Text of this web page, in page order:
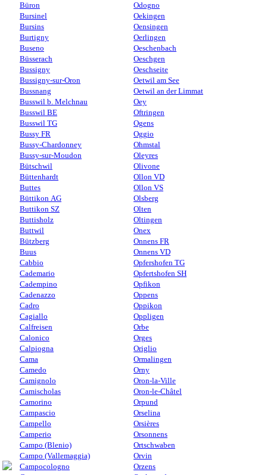
Büron
Bursinel
Bursins
Burtigny
Buseno
Büsserach
Bussigny
Bussigny-sur-Oron
Bussnang
Busswil b. Melchnau
Busswil BE
Busswil TG
Bussy FR
Bussy-Chardonney
Bussy-sur-Moudon
Bütschwil
Büttenhardt
Buttes
Büttikon AG
Buttikon SZ
Buttisholz
Buttwil
Bützberg
Buus
Cabbio
Cademario
Cadempino
Cadenazzo
Cadro
Cagiallo
Calfreisen
Calonico
Calpiogna
Cama
Camedo
Camignolo
Camischolas
Camorino
Campascio
Campello
Camperio
Campo (Blenio)
Campo (Vallemaggia)
Campocologno
Odogno
Oekingen
Oensingen
Oerlingen
Oeschenbach
Oeschgen
Oeschseite
Oetwil am See
Oetwil an der Limmat
Oey
Oftringen
Ogens
Oggio
Ohmstal
Oleyres
Olivone
Ollon VD
Ollon VS
Olsberg
Olten
Oltingen
Onex
Onnens FR
Onnens VD
Opfershofen TG
Opfertshofen SH
Opfikon
Oppens
Oppikon
Oppligen
Orbe
Orges
Origlio
Ormalingen
Orny
Oron-la-Ville
Oron-le-Châtel
Orpund
Orselina
Orsières
Orsonnens
Ortschwaben
Orvin
Orzens